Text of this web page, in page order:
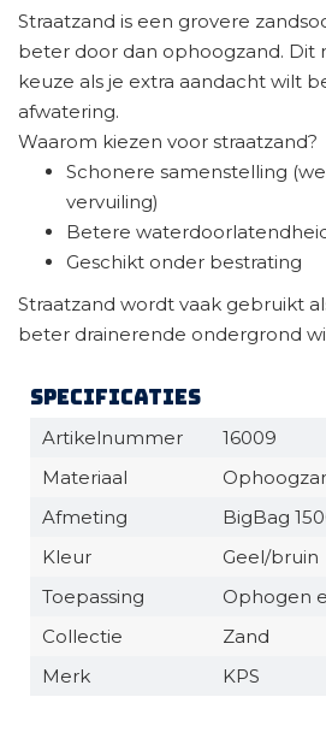
Straatzand is een grovere
beter door dan ophoogzand. Dit
keuze als je extra aandacht wilt
afwatering.
Waarom kiezen voor straatzand?
Schonere samenstelling
vervuiling)
Betere
Geschikt onder bestrating
Straatzand wordt vaak gebruikt
beter drainerende ondergrond
Specificaties
Artikelnummer
16009
Materiaal
Afmeting
BigBag
Kleur
Geel/bruin
Toepassing
Ophogen
Collectie
Zand
Merk
KPS